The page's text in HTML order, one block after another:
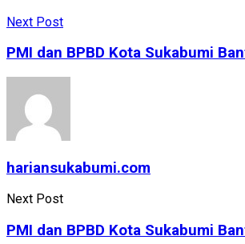
Next Post
PMI dan BPBD Kota Sukabumi
hariansukabumi.com
Next Post
PMI dan BPBD Kota Sukabumi